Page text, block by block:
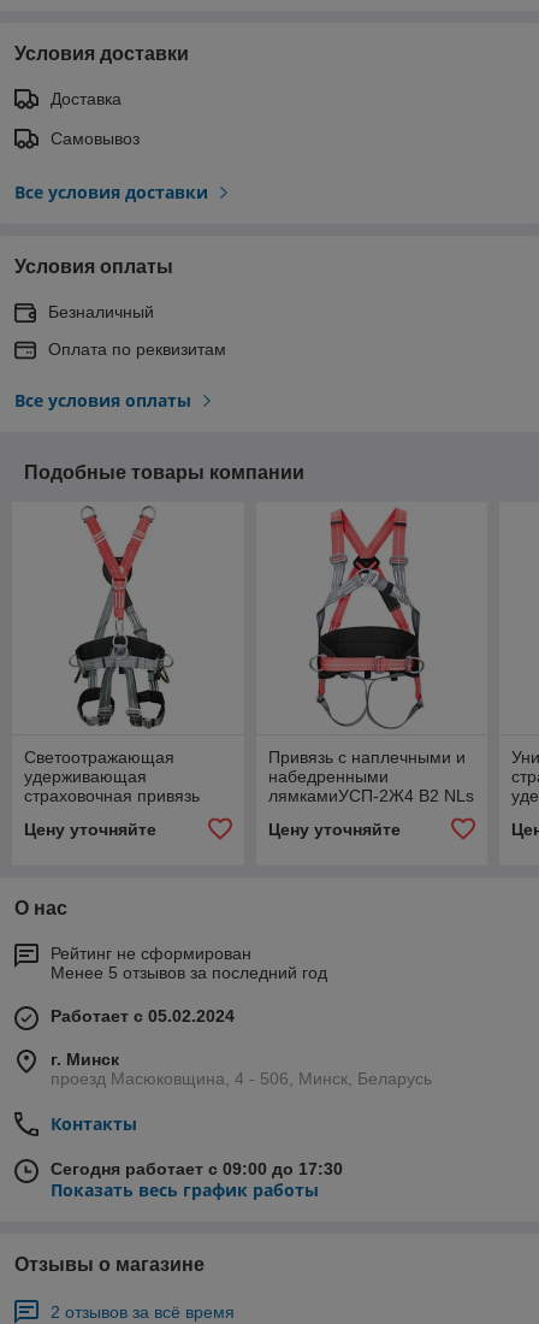
Условия доставки
Доставка
Самовывоз
Все условия доставки
Условия оплаты
Безналичный
Оплата по реквизитам
Все условия оплаты
Подобные товары компании
Светоотражающая
удерживающая
страховочная привязь
ССП-5 NLs (доп.точка для
спасения)
Цену уточняйте
Привязь с наплечными и
набедренными
лямкамиУСП-2Ж4 В2 NLs
Цену уточняйте
О нас
Рейтинг не сформирован
Менее 5 отзывов за последний год
Работает с 05.02.2024
г. Минск
проезд Масюковщина, 4 - 506, Минск, Беларусь
Контакты
Сегодня работает с 09:00 до 17:30
Показать весь график работы
Отзывы о магазине
2 отзывов за всё время